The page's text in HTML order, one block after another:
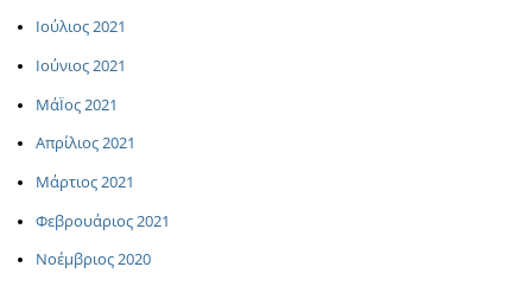
Ιούλιος 2021
Ιούνιος 2021
ΜάΪος 2021
Απρίλιος 2021
Μάρτιος 2021
Φεβρουάριος 2021
Νοέμβριος 2020